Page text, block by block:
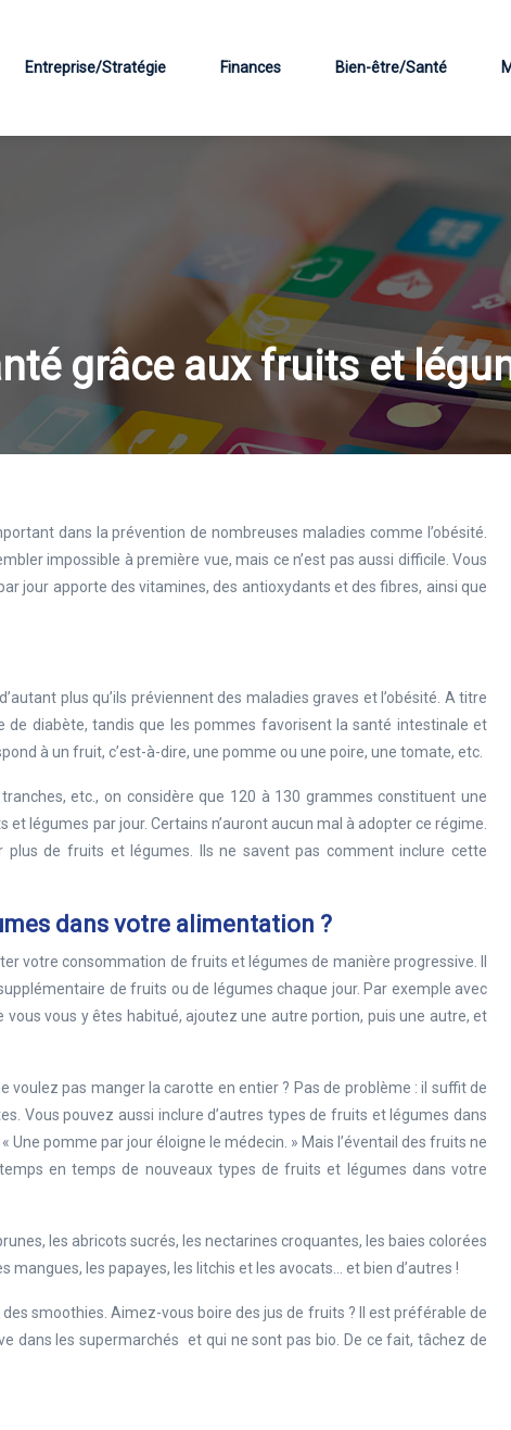
Entreprise/Stratégie Finances Bien-être/Santé
grâce aux fruits et
dans la prévention de nombreuses maladies comme l’obésité.
impossible à première vue, mais ce n’est pas aussi difficile. Vous
jour apporte des vitamines, des antioxydants et des fibres, ainsi que
plus qu’ils préviennent des maladies graves et l’obésité. A titre
de diabète, tandis que les pommes favorisent la santé intestinale et
à un fruit, c’est-à-dire, une pomme ou une poire, une tomate, etc.
etc., on considère que 120 à 130 grammes constituent une
légumes par jour. Certains n’auront aucun mal à adopter ce régime.
plus de fruits et légumes. Ils ne savent pas comment inclure cette
dans votre alimentation ?
votre consommation de fruits et légumes de manière progressive. Il
de fruits ou de légumes chaque jour. Par exemple avec
vous y êtes habitué, ajoutez une autre portion, puis une autre, et
voulez pas manger la carotte en entier ? Pas de problème : il suffit de
Vous pouvez aussi inclure d’autres types de fruits et légumes dans
pomme par jour éloigne le médecin. » Mais l’éventail des fruits ne
en temps de nouveaux types de fruits et légumes dans votre
les abricots sucrés, les nectarines croquantes, les baies colorées
les papayes, les litchis et les avocats… et bien d’autres !
smoothies. Aimez-vous boire des jus de fruits ? Il est préférable de
dans les supermarchés et qui ne sont pas bio. De ce fait, tâchez de